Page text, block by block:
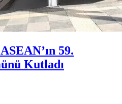
59.
Kutladı